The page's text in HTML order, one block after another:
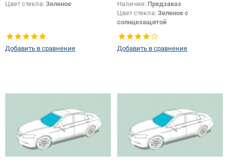
Цвет стекла: Зеленое
Добавить в сравнение
Наличие: Предзаказ
Цвет стекла:Зеленое с
солнцезащитой
Цвет полосы:
Добавить в сравнение